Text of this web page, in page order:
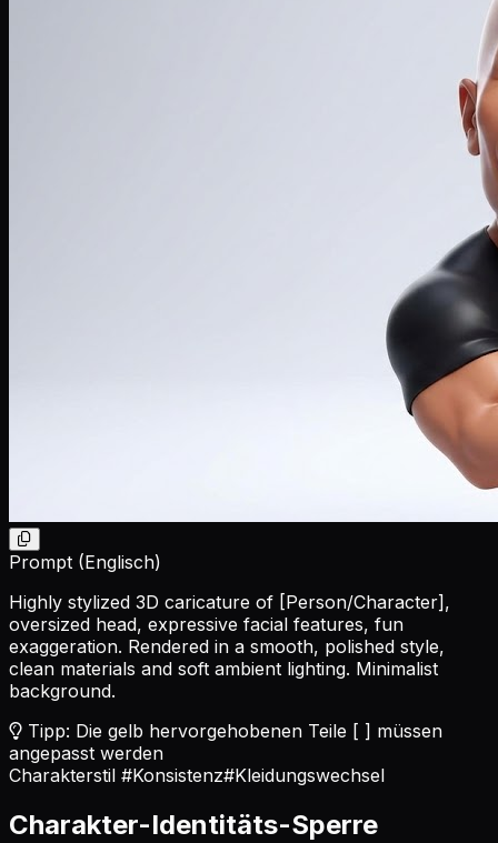
Prompt (Englisch)
Highly stylized 3D caricature of [Person/Character] ,
oversized head, expressive facial features, fun
exaggeration. Rendered in a smooth, polished style,
clean materials and soft ambient lighting. Minimalist
background.
Tipp: Die gelb hervorgehobenen Teile [ ] müssen
angepasst werden
Charakterstil #Konsistenz#Kleidungswechsel
Charakter-Identitäts-Sperre